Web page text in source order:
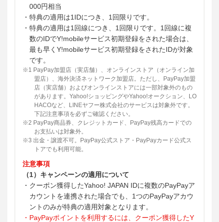
000円相当
・特典の適用は1IDにつき、1回限りです。
・特典の適用は1回線につき、1回限りです。1回線に複
数のIDでY!mobileサービス初期登録をされた場合は、
最も早くY!mobileサービス初期登録をされたIDが対象
です。
※1 PayPay加盟店（実店舗）、オンラインストア（オンライン加
盟店）、海外決済ネットワーク加盟店。ただし、PayPay加盟
店（実店舗）およびオンラインストアには一部対象外のもの
があります。Yahoo!ショッピングやYahoo!オークション、LO
HACOなど、LINEヤフー株式会社のサービスは対象外です。
下記注意事項を必ずご確認ください。
※2 PayPay商品券、クレジットカード、PayPay残高カードでの
お支払いは対象外。
※3 出金・譲渡不可。PayPay公式ストア・PayPayカード公式ス
トアでも利用可能。
注意事項
（1）キャンペーンの適用について
・クーポン獲得したYahoo! JAPAN IDに複数のPayPayア
カウントを連携された場合でも、1つのPayPayアカウ
ントのみが特典の適用対象となります。
・PayPayポイントを利用するには、クーポン獲得したY